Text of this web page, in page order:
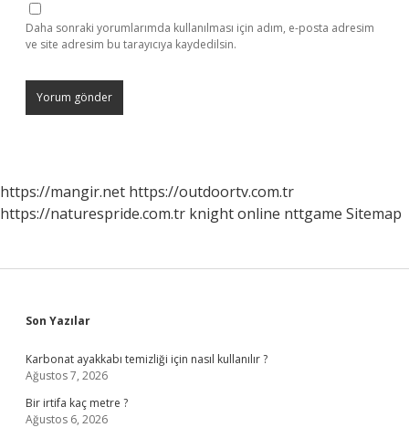
Daha sonraki yorumlarımda kullanılması için adım, e-posta adresim
ve site adresim bu tarayıcıya kaydedilsin.
https://mangir.net https://outdoortv.com.tr
https://naturespride.com.tr knight online nttgame Sitemap
Sidebar
Son Yazılar
Karbonat ayakkabı temizliği için nasıl kullanılır ?
Ağustos 7, 2026
Bir irtifa kaç metre ?
Ağustos 6, 2026